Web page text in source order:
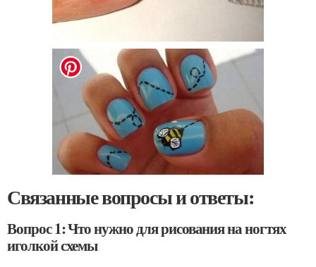
Связанные вопросы и ответы:
Вопрос 1: Что нужно для рисования на ногтях
иголкой схемы